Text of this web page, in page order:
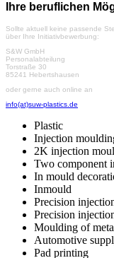
Ihre beruflichen
Sollte aktuell keine passende
über Ihre Initiativbewerbung:
S&W GmbH
Personalabteilung
Torstraße 30
85241 Hebertshausen
oder gerne auch online an
info(at)suw-plastics.de
Plastic
Injection
2K injection
Two component
In mould
Inmould
Precision
Precision
Moulding of
Automotive
Pad printing